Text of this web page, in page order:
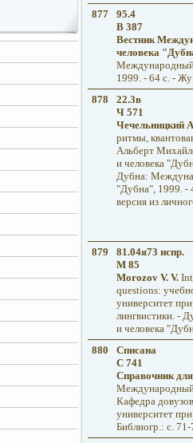
877
95.4
В 387
Вестник
человека
Международный
1999. - 64 с. -
878
22.3в
Ч 571
Чечельницкий
ритмы,
Альберт
и человека
Дубна:
"Дубна", 1999. -
версия из
879
81.04я73 испр.
M 85
Morozov V. V.
questions:
университет
лингвистики. -
и человека
880
Списана
С 741
Справочник
Международный
Кафедра
университет
Библиогр.: с.